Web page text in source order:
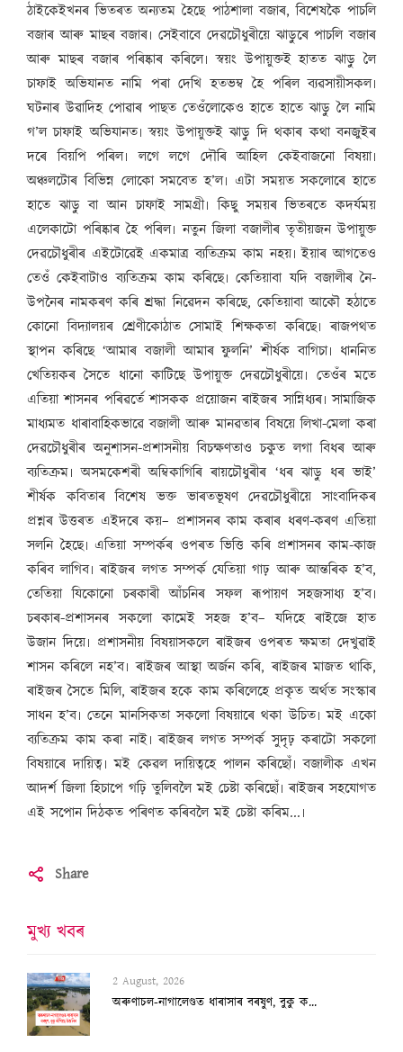
ঠাইকেইখনৰ ভিতৰত অন্যতম হৈছে পাঠশালা বজাৰ, বিশেষকৈ পাচলি
বজাৰ আৰু মাছৰ বজাৰ৷ সেইবাবে দেৱচৌধুৰীয়ে ঝাড়ুৰে পাচলি বজাৰ
আৰু মাছৰ বজাৰ পৰিষ্কাৰ কৰিলে৷ স্বয়ং উপায়ুক্তই হাতত ঝাড়ু লৈ
চাফাই অভিযানত নামি পৰা দেখি হতভম্ব হৈ পৰিল ব্যৱসায়ীসকল৷
ঘটনাৰ উৱাদিহ পোৱাৰ পাছত তেওঁলোকেও হাতে হাতে ঝাড়ু লৈ নামি
গ’ল চাফাই অভিযানত৷ স্বয়ং উপায়ুক্তই ঝাড়ু দি থকাৰ কথা বনজুইৰ
দৰে বিয়পি পৰিল৷ লগে লগে দৌৰি আহিল কেইবাজনো বিষয়া৷
অঞ্চলটোৰ বিভিন্ন লোকো সমবেত হ’ল৷ এটা সময়ত সকলোৰে হাতে
হাতে ঝাড়ু বা আন চাফাই সামগ্ৰী৷ কিছু সময়ৰ ভিতৰতে কদৰ্যময়
এলেকাটো পৰিষ্কাৰ হৈ পৰিল৷ নতুন জিলা বজালীৰ তৃতীয়জন উপায়ুক্ত
দেৱচৌধুৰীৰ এইটোৱেই একমাত্ৰ ব্যতিক্ৰম কাম নহয়৷ ইয়াৰ আগতেও
তেওঁ কেইবাটাও ব্যতিক্ৰম কাম কৰিছে৷ কেতিয়াবা যদি বজালীৰ নৈ-
উপনৈৰ নামকৰণ কৰি শ্ৰদ্ধা নিৱেদন কৰিছে, কেতিয়াবা আকৌ হঠাতে
কোনো বিদ্যালয়ৰ শ্ৰেণীকোঠাত সোমাই শিক্ষকতা কৰিছে৷ ৰাজপথত
স্থাপন কৰিছে ‘আমাৰ বজালী আমাৰ ফুলনি’ শীৰ্ষক বাগিচা৷ ধাননিত
খেতিয়কৰ সৈতে ধানো কাটিছে উপায়ুক্ত দেৱচৌধুৰীয়ে৷ তেওঁৰ মতে
এতিয়া শাসনৰ পৰিৱৰ্তে শাসকক প্ৰয়োজন ৰাইজৰ সান্নিধ্যৰ৷ সামাজিক
মাধ্যমত ধাৰাবাহিকভাৱে বজালী আৰু মানৱতাৰ বিষয়ে লিখা-মেলা কৰা
দেৱচৌধুৰীৰ অনুশাসন-প্ৰশাসনীয় বিচক্ষণতাও চকুত লগা বিধৰ আৰু
ব্যতিক্ৰম৷ অসমকেশৰী অম্বিকাগিৰি ৰায়চৌধুৰীৰ ‘ধৰ ঝাড়ু ধৰ ভাই’
শীৰ্ষক কবিতাৰ বিশেষ ভক্ত ভাৰতভূষণ দেৱচৌধুৰীয়ে সাংবাদিকৰ
প্ৰশ্নৰ উত্তৰত এইদৰে কয়– প্ৰশাসনৰ কাম কৰাৰ ধৰণ-কৰণ এতিয়া
সলনি হৈছে৷ এতিয়া সম্পৰ্কৰ ওপৰত ভিত্তি কৰি প্ৰশাসনৰ কাম-কাজ
কৰিব লাগিব৷ ৰাইজৰ লগত সম্পৰ্ক যেতিয়া গাঢ় আৰু আন্তৰিক হ’ব,
তেতিয়া যিকোনো চৰকাৰী আঁচনিৰ সফল ৰূপায়ণ সহজসাধ্য হ’ব৷
চৰকাৰ-প্ৰশাসনৰ সকলো কামেই সহজ হ’ব– যদিহে ৰাইজে হাত
উজান দিয়ে৷ প্ৰশাসনীয় বিষয়াসকলে ৰাইজৰ ওপৰত ক্ষমতা দেখুৱাই
শাসন কৰিলে নহ’ব৷ ৰাইজৰ আস্থা অৰ্জন কৰি, ৰাইজৰ মাজত থাকি,
ৰাইজৰ সৈতে মিলি, ৰাইজৰ হকে কাম কৰিলেহে প্ৰকৃত অৰ্থত সংস্কাৰ
সাধন হ’ব৷ তেনে মানসিকতা সকলো বিষয়াৰে থকা উচিত৷ মই একো
ব্যতিক্ৰম কাম কৰা নাই৷ ৰাইজৰ লগত সম্পৰ্ক সুদৃঢ় কৰাটো সকলো
বিষয়াৰে দায়িত্ব৷ মই কেৱল দায়িত্বহে পালন কৰিছোঁ৷ বজালীক এখন
আদৰ্শ জিলা হিচাপে গঢ়ি তুলিবলৈ মই চেষ্টা কৰিছোঁ৷ ৰাইজৰ সহযোগত
এই সপোন দিঠকত পৰিণত কৰিবলৈ মই চেষ্টা কৰিম...৷
Share
মুখ্য খবৰ
2 August, 2026
অৰুণাচল-নাগালেণ্ডত ধাৰাসাৰ বৰষুণ, বুকু ক...